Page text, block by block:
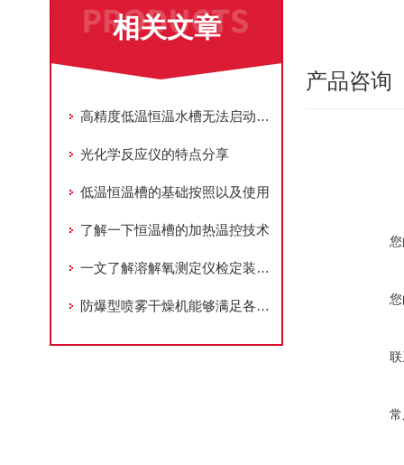
相关文章
高精度低温恒温水槽无法启动或启动后立即停机应该怎么办？
光化学反应仪的特点分享
低温恒温槽的基础按照以及使用
了解一下恒温槽的加热温控技术
一文了解溶解氧测定仪检定装置专用测试恒温槽的维护与保养
防爆型喷雾干燥机能够满足各种特殊液态物料的干燥需求
产品咨询